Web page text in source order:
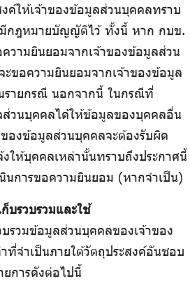
ค์ให้เจ้าของข้อมูลส่วนบุคคลทราบ
กฎหมายบัญญัติไว้ ทั้งนี้ หาก กบข.
วามยินยอมจากเจ้าของข้อมูลส่วน
ขอความยินยอมจากเจ้าของข้อมูล
รายกรณี นอกจากนี้ ในกรณีที่
ส่วนบุคคลได้ให้ข้อมูลของบุคคลอื่น
องข้อมูลส่วนบุคคลจะต้องรับผิด
ให้บุคคลเหล่านั้นทราบถึงประกาศนี้
นการขอความยินยอม (หากจำเป็น)
บรวบรวมและใช้
รวมข้อมูลส่วนบุคคลของเจ้าของ
ที่จำเป็นภายใต้วัตถุประสงค์อันชอบ
การดังต่อไปนี้